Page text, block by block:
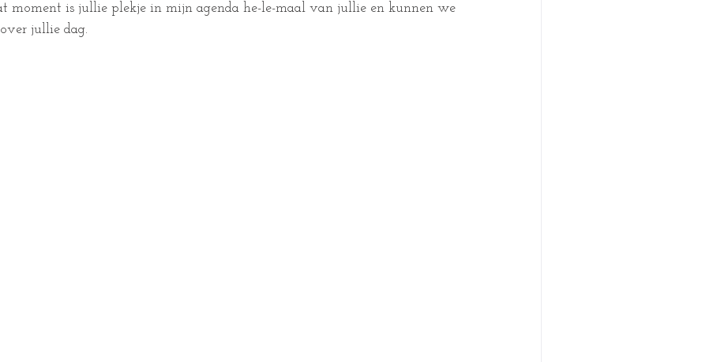
moment is jullie plekje in mijn agenda he-le-maal van jullie en kunnen we
jullie dag.